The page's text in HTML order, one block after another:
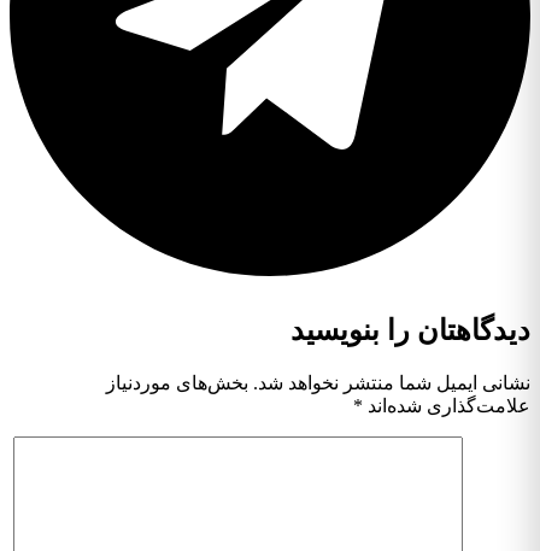
را بنویسید
ایمیل شما منتشر نخواهد شد. بخش‌های موردنیاز
شده‌اند *